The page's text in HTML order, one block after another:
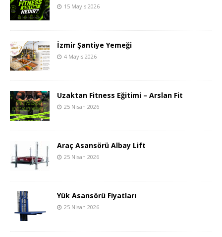
15 Mayıs 2026
İzmir Şantiye Yemeği
4 Mayıs 2026
Uzaktan Fitness Eğitimi – Arslan Fit
25 Nisan 2026
Araç Asansörü Albay Lift
25 Nisan 2026
Yük Asansörü Fiyatları
25 Nisan 2026